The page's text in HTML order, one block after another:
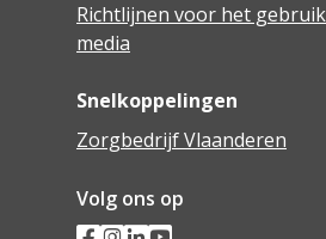
Richtlijnen voor het
media
Snelkoppelingen
Zorgbedrijf Vlaanderen
Volg ons op